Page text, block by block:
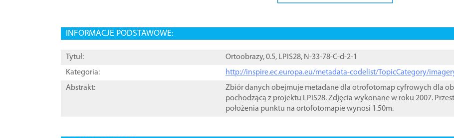
INFORMACJE PODSTAWOWE:
Tytuł:
Ortoobrazy, 0.5, LPIS28, N-33-78-C-d-2-1
Kategoria:
http://inspire.ec.europa.eu/metadata-codelist/TopicCategory/
Abstrakt:
Zbiór danych obejmuje metadane dla otrofotomap cyfrowych dla
pochodzącą z projektu LPIS28. Zdjęcia wykonane w roku 2007.
położenia punktu na ortofotomapie wynosi 1.50m.